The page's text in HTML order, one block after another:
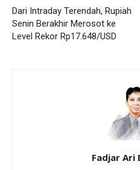
Dari Intraday Terendah, Rupiah
Senin Berakhir Merosot ke
Level Rekor Rp17.648/USD
Fadjar Ari